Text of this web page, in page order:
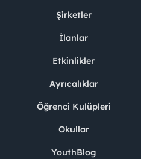
Şirketler
İlanlar
Etkinlikler
Ayrıcalıklar
Öğrenci Kulüpleri
Okullar
YouthBlog